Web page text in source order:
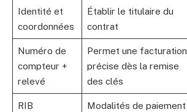
Identité et
coordonnées
Établir le titulaire du
contrat
Numéro de
compteur +
relevé
Permet une facturation
précise dès la remise
des clés
RIB Modalités de paiement